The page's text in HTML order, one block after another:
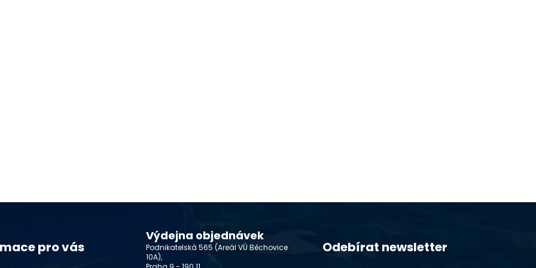
pro vás
Výdejna objednávek
Podnikatelská 565 (Areál VÚ Běchovice
10A),
Odebírat newsletter